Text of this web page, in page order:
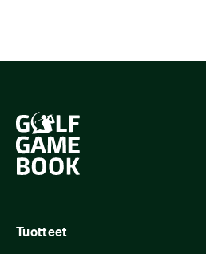
Tuotteet